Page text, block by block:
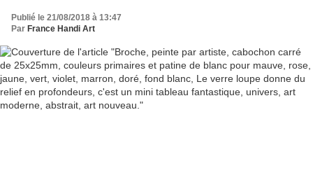
doré, fond blanc, Le verre loupe donne du relief
en profondeurs, c'est un mini tableau
nouveau.
Publié le 21/08/2018 à 13:47
Par France Handi Art